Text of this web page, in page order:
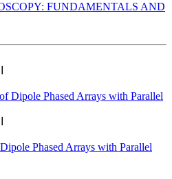
FUNDAMENTALS AND
Phased Arrays with Parallel